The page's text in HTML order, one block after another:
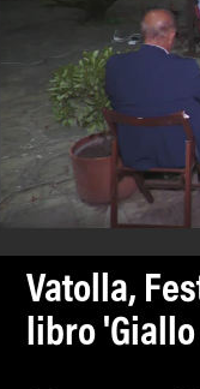
Vatolla,
libro